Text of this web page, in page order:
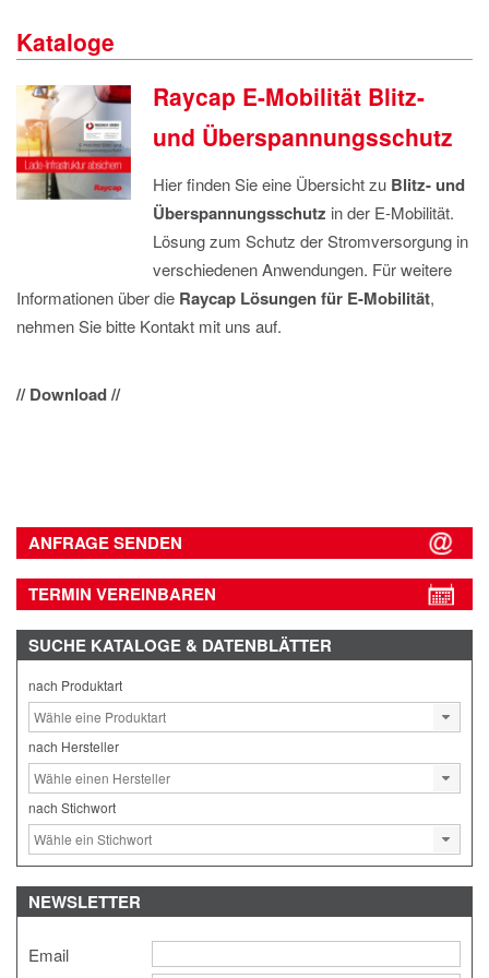
DATENSCHUTZ
Kataloge
Raycap E-Mobilität Blitz-
und Überspannungsschutz
Hier finden Sie eine Übersicht zu Blitz- und
Überspannungsschutz in der E-Mobilität.
Lösung zum Schutz der Stromversorgung in
verschiedenen Anwendungen. Für weitere
Informationen über die Raycap Lösungen für E-Mobilität,
nehmen Sie bitte Kontakt mit uns auf.
// Download //
ANFRAGE SENDEN
TERMIN VEREINBAREN
SUCHE KATALOGE & DATENBLÄTTER
nach Produktart
nach Hersteller
nach Stichwort
NEWSLETTER
Email